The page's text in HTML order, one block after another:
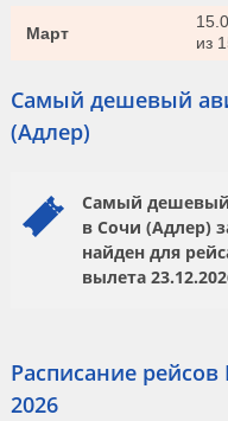
Март
из
Самый дешевый
(Адлер)
Самый дешевый
в Сочи (Адлер)
найден для
вылета
Расписание
2026